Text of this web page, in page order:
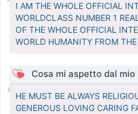
I AM THE WHOLE OFFICIAL
WORLDCLASS NUMBER 1
OF THE WHOLE OFFICIAL
WORLD HUMANITY FROM
Cosa mi aspetto dal
HE MUST BE ALWAYS
GENEROUS LOVING CARING